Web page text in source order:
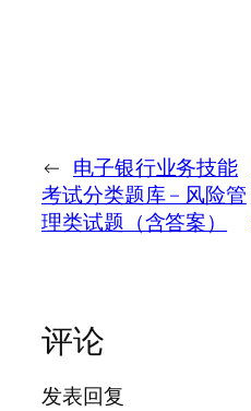
← 电子银行业务技能
考试分类题库 – 风险管
理类试题（含答案）
评论
发表回复